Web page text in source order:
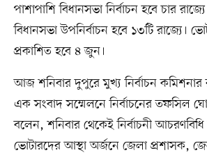
পাশাপাশি বিধানসভা নির্বাচন হবে চার
বিধানসভা উপনির্বাচন হবে ১৩টি রাজ্যে।
প্রকাশিত হবে ৪ জুন।
আজ শনিবার দুপুরে মুখ্য নির্বাচন কমিশনার
এক সংবাদ সম্মেলনে নির্বাচনের তফসিল
বলেন, শনিবার থেকেই নির্বাচনী
ভোটারদের আস্থা অর্জনে জেলা প্রশাসক,